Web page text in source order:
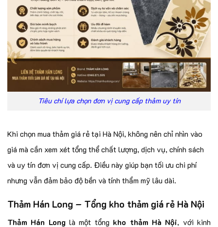
Tiêu chí lựa chọn đơn vị cung cấp thảm uy tín
Khi chọn mua thảm giá rẻ tại Hà Nội, không nên chỉ nhìn vào
giá mà cần xem xét tổng thể chất lượng, dịch vụ, chính sách
và uy tín đơn vị cung cấp. Điều này giúp bạn tối ưu chi phí
nhưng vẫn đảm bảo độ bền và tính thẩm mỹ lâu dài.
Thảm Hán Long – Tổng kho thảm giá rẻ Hà Nội
Thảm Hán Long là một tổng kho thảm Hà Nội, với kinh